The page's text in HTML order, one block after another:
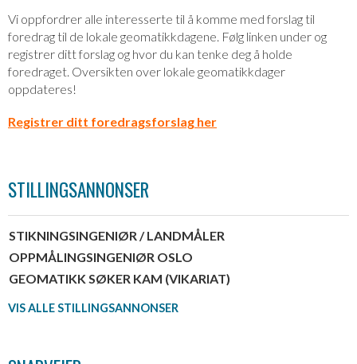
Vi oppfordrer alle interesserte til å komme med forslag til
foredrag til de lokale geomatikkdagene. Følg linken under og
registrer ditt forslag og hvor du kan tenke deg å holde
foredraget. Oversikten over lokale geomatikkdager
oppdateres!
Registrer ditt foredragsforslag her
STILLINGSANNONSER
STIKNINGSINGENIØR / LANDMÅLER
OPPMÅLINGSINGENIØR OSLO
GEOMATIKK SØKER KAM (VIKARIAT)
VIS ALLE STILLINGSANNONSER